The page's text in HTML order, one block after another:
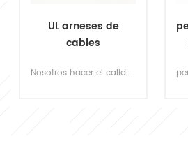
personalizado placa
base biografías
computadora
personalizado placa base biografías poste altavoz 4 pin 2 conector de cable altavoz pequeño timbre timbre del chasis